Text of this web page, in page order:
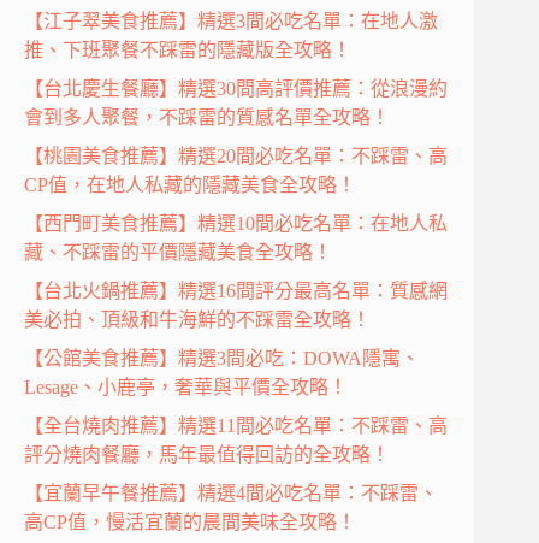
【江子翠美食推薦】精選3間必吃名單：在地人激
推、下班聚餐不踩雷的隱藏版全攻略！
【台北慶生餐廳】精選30間高評價推薦：從浪漫約
會到多人聚餐，不踩雷的質感名單全攻略！
【桃園美食推薦】精選20間必吃名單：不踩雷、高
CP值，在地人私藏的隱藏美食全攻略！
【西門町美食推薦】精選10間必吃名單：在地人私
藏、不踩雷的平價隱藏美食全攻略！
【台北火鍋推薦】精選16間評分最高名單：質感網
美必拍、頂級和牛海鮮的不踩雷全攻略！
【公館美食推薦】精選3間必吃：DOWA隱寓、
Lesage、小鹿亭，奢華與平價全攻略！
【全台燒肉推薦】精選11間必吃名單：不踩雷、高
評分燒肉餐廳，馬年最值得回訪的全攻略！
【宜蘭早午餐推薦】精選4間必吃名單：不踩雷、
高CP值，慢活宜蘭的晨間美味全攻略！